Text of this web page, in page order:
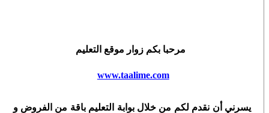
مرحبا بكم زوار موقع التعليم
www.taalime.com
يسرني أن نقدم لكم من خلال بوابة التعليم باقة من الفروض و